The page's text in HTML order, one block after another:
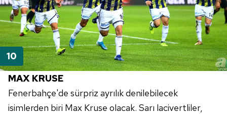
MAX KRUSE
Fenerbahçe'de sürpriz ayrılık denilebilecek
isimlerden biri Max Kruse olacak. Sarı lacivertliler,